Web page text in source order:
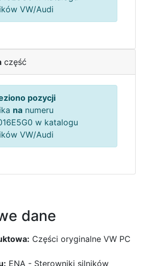
VW/Audi
część
pozycji
na numeru
w katalogu
VW/Audi
dane
Części oryginalne VW PC
ENA - Sterowniki silników